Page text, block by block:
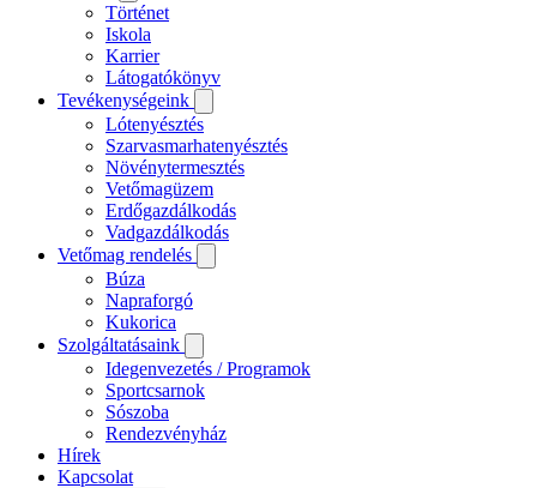
Történet
Iskola
Karrier
Látogatókönyv
Tevékenységeink
Lótenyésztés
Szarvasmarhatenyésztés
Növénytermesztés
Vetőmagüzem
Erdőgazdálkodás
Vadgazdálkodás
Vetőmag rendelés
Búza
Napraforgó
Kukorica
Szolgáltatásaink
Idegenvezetés / Programok
Sportcsarnok
Sószoba
Rendezvényház
Hírek
Kapcsolat